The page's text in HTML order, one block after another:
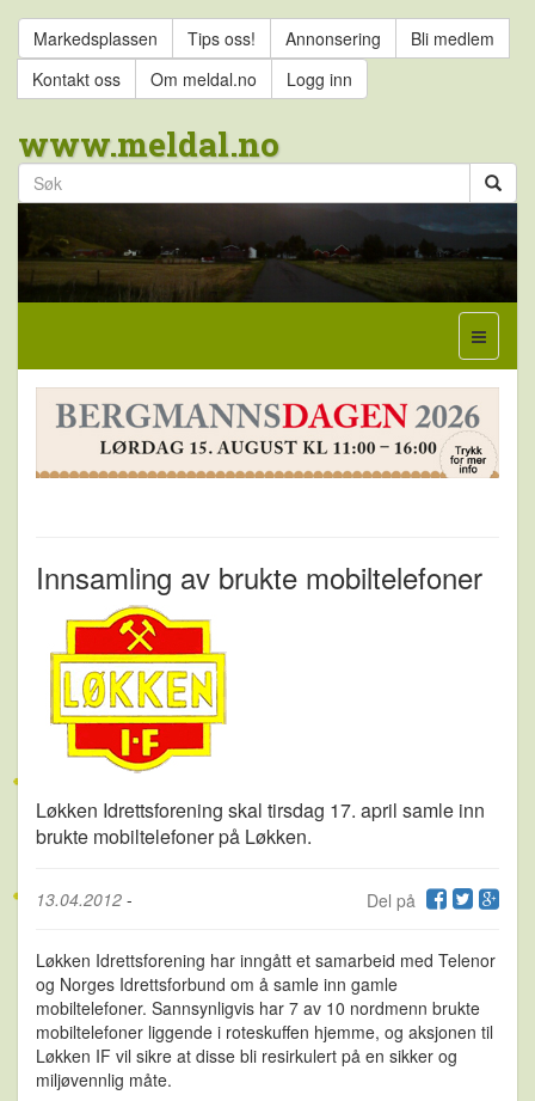
Markedsplassen Tips oss! Annonsering
Bli medlem
Kontakt oss
Om meldal.no Logg inn
www.meldal.no
Innsamling av brukte mobiltelefoner
Løkken Idrettsforening skal tirsdag 17. april samle inn
brukte mobiltelefoner på Løkken.
Del på
13.04.2012 -
Løkken Idrettsforening har inngått et samarbeid med Telenor
og Norges Idrettsforbund om å samle inn gamle
mobiltelefoner. Sannsynligvis har 7 av 10 nordmenn brukte
mobiltelefoner liggende i roteskuffen hjemme, og aksjonen til
Løkken IF vil sikre at disse bli resirkulert på en sikker og
miljøvennlig måte.